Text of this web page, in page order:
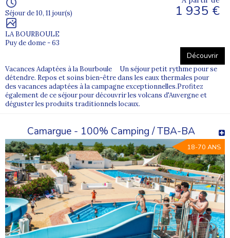
Séjour de 10, 11 jour(s)
LA BOURBOULE
Puy de dome - 63
1 935 €
Découvrir
Vacances Adaptées à la Bourboule Un séjour petit rythme pour se
détendre. Repos et soins bien-être dans les eaux thermales pour
des vacances adaptées à la campagne exceptionnelles.Profitez
également de ce séjour pour découvrir les volcans d'Auvergne et
déguster les produits traditionnels locaux.
Camargue - 100% Camping / TBA-BA
18-70 ANS